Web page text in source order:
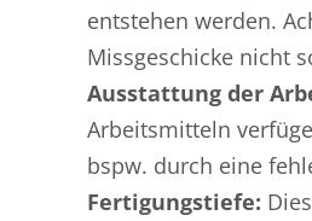
entstehen werden.
Missgeschicke nicht
Ausstattung der
Arbeitsmitteln
bspw. durch eine
Fertigungstiefe: